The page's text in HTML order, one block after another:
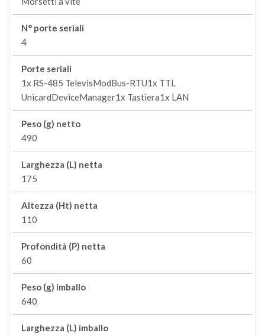
N° porte seriali
4
Porte seriali
1x RS-485 TelevisModBus-RTU1x TTL
UnicardDeviceManager1x Tastiera1x LAN
Peso (g) netto
490
Larghezza (L) netta
175
Altezza (Ht) netta
110
Profondità (P) netta
60
Peso (g) imballo
640
Larghezza (L) imballo